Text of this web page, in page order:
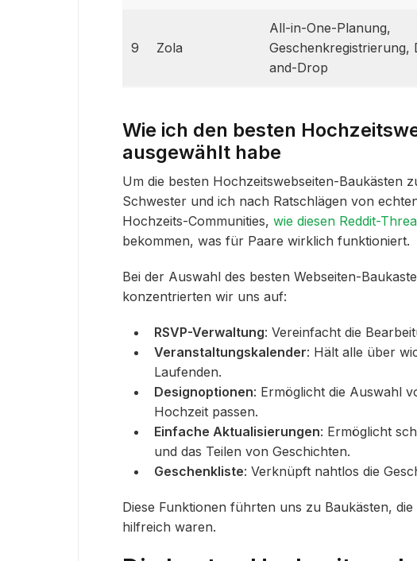
9 Zola
All-in-One-Planung,
Geschenkregistrierung,
and-Drop
Wie ich den besten
ausgewählt habe
Um die besten Hochzeitswebseiten-Baukästen
Schwester und ich nach Ratschlägen von
Hochzeits-Communities, wie diesen Reddit-
bekommen, was für Paare wirklich funktioniert.
Bei der Auswahl des besten Webseiten-
konzentrierten wir uns auf:
RSVP-Verwaltung: Vereinfacht die
Veranstaltungskalender: Hält alle über
Laufenden.
Designoptionen: Ermöglicht die Auswahl
Hochzeit passen.
Einfache Aktualisierungen: Ermöglicht
und das Teilen von Geschichten.
Geschenkliste: Verknüpft nahtlos die
Diese Funktionen führten uns zu Baukästen,
hilfreich waren.